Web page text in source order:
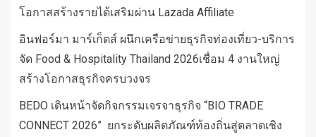
โอกาสสร้างรายได้เสริมผ่าน Lazada Affiliate
อินฟอร์มา มาร์เก็ตส์ ผนึกเครือข่ายธุรกิจท่องเที่ยว-บริการ
จัด Food & Hospitality Thailand 2026เชื่อม 4 งานใหญ่
สร้างโอกาสธุรกิจครบวงจร
BEDO เดินหน้าจัดกิจกรรมเจรจาธุรกิจ “BIO TRADE
CONNECT 2026” ยกระดับผลิตภัณฑ์ท้องถิ่นสู่ตลาดเชิง